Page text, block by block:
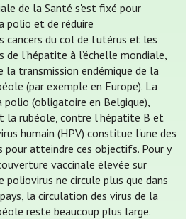
de la Santé s'est fixé pour
polio et de réduire
cancers du col de l'utérus et les
de l'hépatite à l’échelle mondiale,
la transmission endémique de la
(par exemple en Europe). La
(obligatoire en Belgique),
la rubéole, contre l'hépatite B et
humain (HPV) constitue l'une des
pour atteindre ces objectifs. Pour y
vaccinale élevée sur
poliovirus ne circule plus que dans
la circulation des virus de la
reste beaucoup plus large.